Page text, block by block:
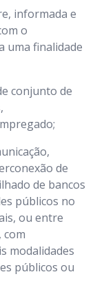
informada e
o
uma finalidade
conjunto de
de
de bancos
públicos no
ou entre
com
modalidades
públicos ou